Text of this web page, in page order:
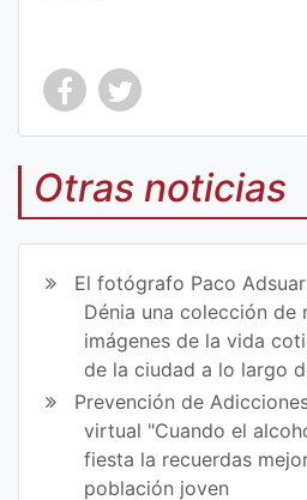
Co
mp
art
en
Fa
ce
bo
ok
Co
mp
art
ir
en
Tw
itt
er
Otras noticias
El fotógrafo Paco
Dénia una colección de
imágenes de la vida
de la ciudad a lo largo
Prevención de
virtual "Cuando el
fiesta la recuerdas
población joven